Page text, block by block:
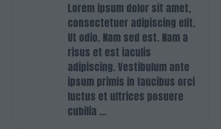
Lorem ipsum dolor sit amet,
consectetuer adipiscing elit.
Ut odio. Nam sed est. Nam a
risus et est iaculis
adipiscing. Vestibulum ante
ipsum primis in faucibus orci
luctus et ultrices posuere
cubilia ...